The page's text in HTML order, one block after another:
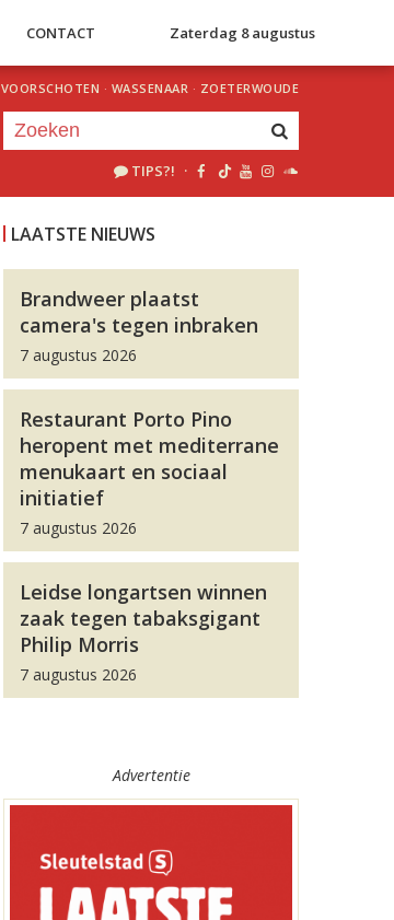
CONTACT Zaterdag 8 augustus
VOORSCHOTEN · WASSENAAR · ZOETERWOUDE
TIPS?! ·
LAATSTE NIEUWS
Brandweer plaatst
camera's tegen inbraken
7 augustus 2026
Restaurant Porto Pino
heropent met mediterrane
menukaart en sociaal
initiatief
7 augustus 2026
Leidse longartsen winnen
zaak tegen tabaksgigant
Philip Morris
7 augustus 2026
Advertentie